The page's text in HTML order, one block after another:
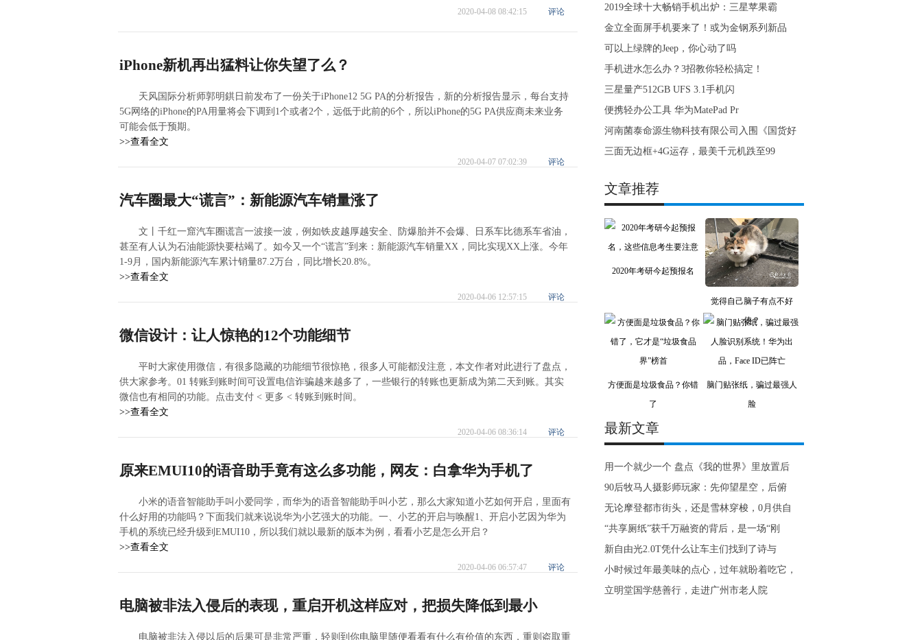
2020-04-08 08:42:15 评论
iPhone新机再出猛料让你失望了么？
天风国际分析师郭明錤日前发布了一份关于iPhone12 5G PA的分析报告，新的分析报告显示，每台支持
5G网络的iPhone的PA用量将会下调到1个或者2个，远低于此前的6个，所以iPhone的5G PA供应商未来业务
可能会低于预期。
>>查看全文
2020-04-07 07:02:39 评论
汽车圈最大“谎言”：新能源汽车销量涨了
文丨千红一窟汽车圈谎言一波接一波，例如铁皮越厚越安全、防爆胎并不会爆、日系车比德系车省油，
甚至有人认为石油能源快要枯竭了。如今又一个“谎言”到来：新能源汽车销量XX，同比实现XX上涨。今年
1-9月，国内新能源汽车累计销量87.2万台，同比增长20.8%。
>>查看全文
2020-04-06 12:57:15 评论
微信设计：让人惊艳的12个功能细节
平时大家使用微信，有很多隐藏的功能细节很惊艳，很多人可能都没注意，本文作者对此进行了盘点，
供大家参考。01 转账到账时间可设置电信诈骗越来越多了，一些银行的转账也更新成为第二天到账。其实
微信也有相同的功能。点击支付 < 更多 < 转账到账时间。
>>查看全文
2020-04-06 08:36:14 评论
原来EMUI10的语音助手竟有这么多功能，网友：白拿华为手机了
小米的语音智能助手叫小爱同学，而华为的语音智能助手叫小艺，那么大家知道小艺如何开启，里面有
什么好用的功能吗？下面我们就来说说华为小艺强大的功能。一、小艺的开启与唤醒1、开启小艺因为华为
手机的系统已经升级到EMUI10，所以我们就以最新的版本为例，看看小艺是怎么开启？
>>查看全文
2020-04-06 06:57:47 评论
电脑被非法入侵后的表现，重启开机这样应对，把损失降低到最小
电脑被非法入侵以后的后果可是非常严重，轻则到你电脑里随便看看有什么有价值的东西，重则盗取重
2019全球十大畅销手机出炉：三星苹果霸
金立全面屏手机要来了！或为金钢系列新品
可以上绿牌的Jeep，你心动了吗
手机进水怎么办？3招教你轻松搞定！
三星量产512GB UFS 3.1手机闪
便携轻办公工具 华为MatePad Pr
河南菌泰命源生物科技有限公司入围《国货好
三面无边框+4G运存，最美千元机跌至99
文章推荐
2020年考研今起预报名
觉得自己脑子有点不好
使？
方便面是垃圾食品？你错
了
脑门贴张纸，骗过最强人
脸
最新文章
用一个就少一个 盘点《我的世界》里放置后
90后牧马人摄影师玩家：先仰望星空，后俯
无论摩登都市街头，还是雪林穿梭，0月供自
“共享厕纸”获千万融资的背后，是一场“刚
新自由光2.0T凭什么让车主们找到了诗与
小时候过年最美味的点心，过年就盼着吃它，
立明堂国学慈善行，走进广州市老人院